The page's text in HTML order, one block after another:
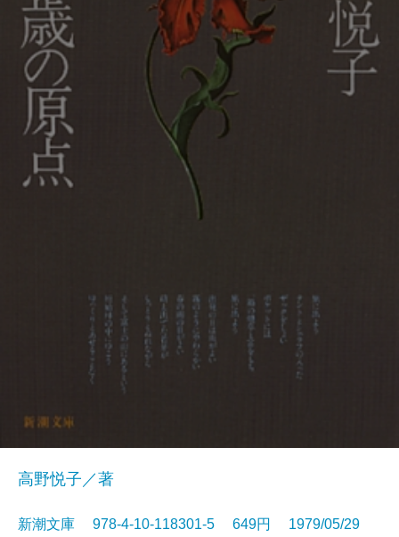
高野悦子／著
新潮文庫 978-4-10-118301-5 649円 1979/05/29